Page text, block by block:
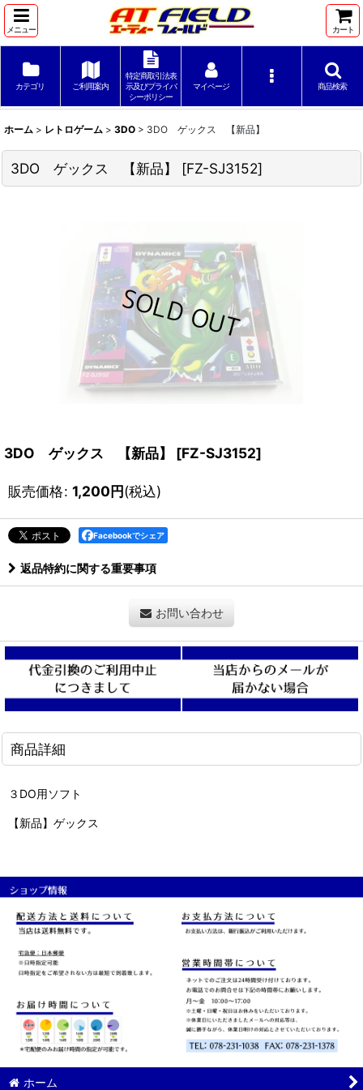
メニュー カート
カテゴリ ご利用案内
特定商取引法表
示及びプライバ
シーポリシー
マイページ 商品検索
ホーム > レトロゲーム > 3DO > 3DO ゲックス 【新品】
3DO ゲックス 【新品】 [FZ-SJ3152]
3DO ゲックス 【新品】 [FZ-SJ3152]
販売価格: 1,200円(税込)
Facebookでシェア
返品特約に関する重要事項
お問い合わせ
商品詳細
３DO用ソフト
【新品】ゲックス
ホーム